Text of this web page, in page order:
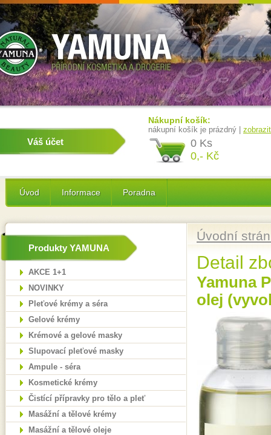
Váš účet
Nákupní košík:
nákupní košík je prázdný |
0 Ks
0,- Kč
Úvod Informace Poradna
Produkty YAMUNA
AKCE 1+1
NOVINKY
Pleťové krémy a séra
Gelové krémy
Krémové a gelové masky
Slupovací pleťové masky
Ampule - séra
Kosmetické krémy
Čistící přípravky pro tělo a pleť
Masážní a tělové krémy
Masážní a tělové oleje
Úvodní
Detail
Yamuna
olej